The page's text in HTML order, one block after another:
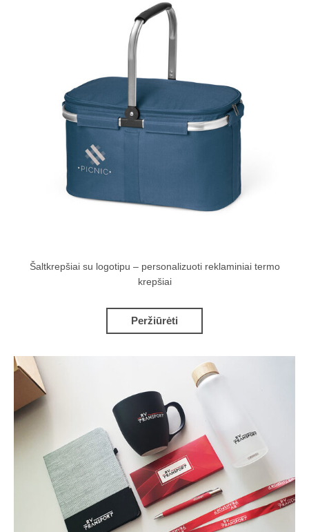
Šaltkrepšiai su logotipu – personalizuoti reklaminiai termo
krepšiai
Peržiūrėti